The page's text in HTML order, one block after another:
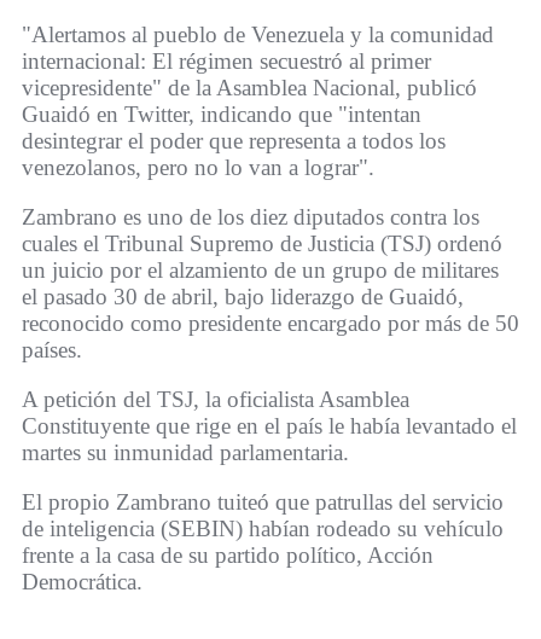
"Alertamos al pueblo de Venezuela y la comunidad
internacional: El régimen secuestró al primer
vicepresidente" de la Asamblea Nacional, publicó
Guaidó en Twitter, indicando que "intentan
desintegrar el poder que representa a todos los
venezolanos, pero no lo van a lograr".
Zambrano es uno de los diez diputados contra los
cuales el Tribunal Supremo de Justicia (TSJ) ordenó
un juicio por el alzamiento de un grupo de militares
el pasado 30 de abril, bajo liderazgo de Guaidó,
reconocido como presidente encargado por más de 50
países.
A petición del TSJ, la oficialista Asamblea
Constituyente que rige en el país le había levantado el
martes su inmunidad parlamentaria.
El propio Zambrano tuiteó que patrullas del servicio
de inteligencia (SEBIN) habían rodeado su vehículo
frente a la casa de su partido político, Acción
Democrática.